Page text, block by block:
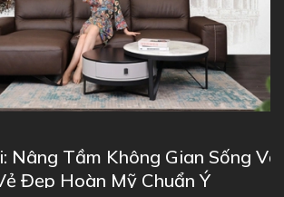
Tầm Không Gian Sống Với
Đẹp Hoàn Mỹ Chuẩn Ý